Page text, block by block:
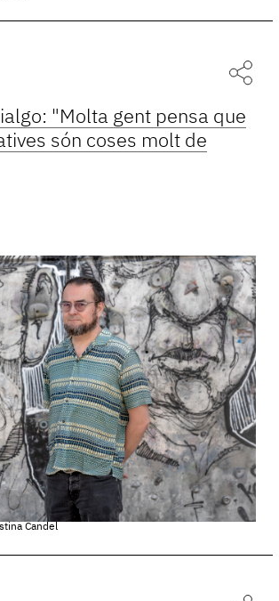
"Molta gent pensa que
són coses molt de
Candel